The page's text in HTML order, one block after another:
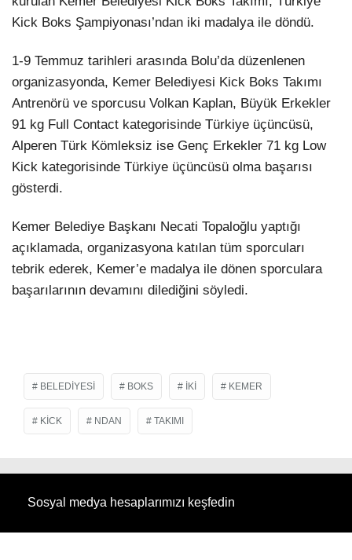
Dribbble
LinkedIn
Kick Boks Şampiyonası’ndan iki madalya ile döndü.
1-9 Temmuz tarihleri arasında Bolu’da düzenlenen
organizasyonda, Kemer Belediyesi Kick Boks Takımı
Antrenörü ve sporcusu Volkan Kaplan, Büyük Erkekler
91 kg Full Contact kategorisinde Türkiye üçüncüsü,
Alperen Türk Kömleksiz ise Genç Erkekler 71 kg Low
Kick kategorisinde Türkiye üçüncüsü olma başarısı
gösterdi.
Kemer Belediye Başkanı Necati Topaloğlu yaptığı
açıklamada, organizasyona katılan tüm sporcuları
tebrik ederek, Kemer’e madalya ile dönen sporculara
başarılarının devamını dilediğini söyledi.
BELEDIYESI BOKS IKI KEMER
KICK NDAN TAKIMI
Sosyal medya hesaplarımızı keşfedin